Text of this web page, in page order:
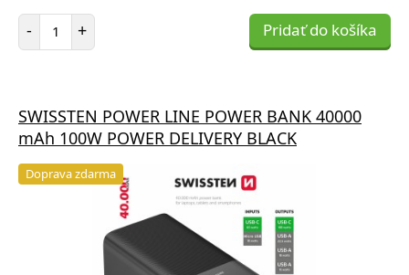
- Počet položiek
+ Pridať do košíka
SWISSTEN POWER LINE POWER BANK 40000
mAh 100W POWER DELIVERY BLACK
Doprava zdarma